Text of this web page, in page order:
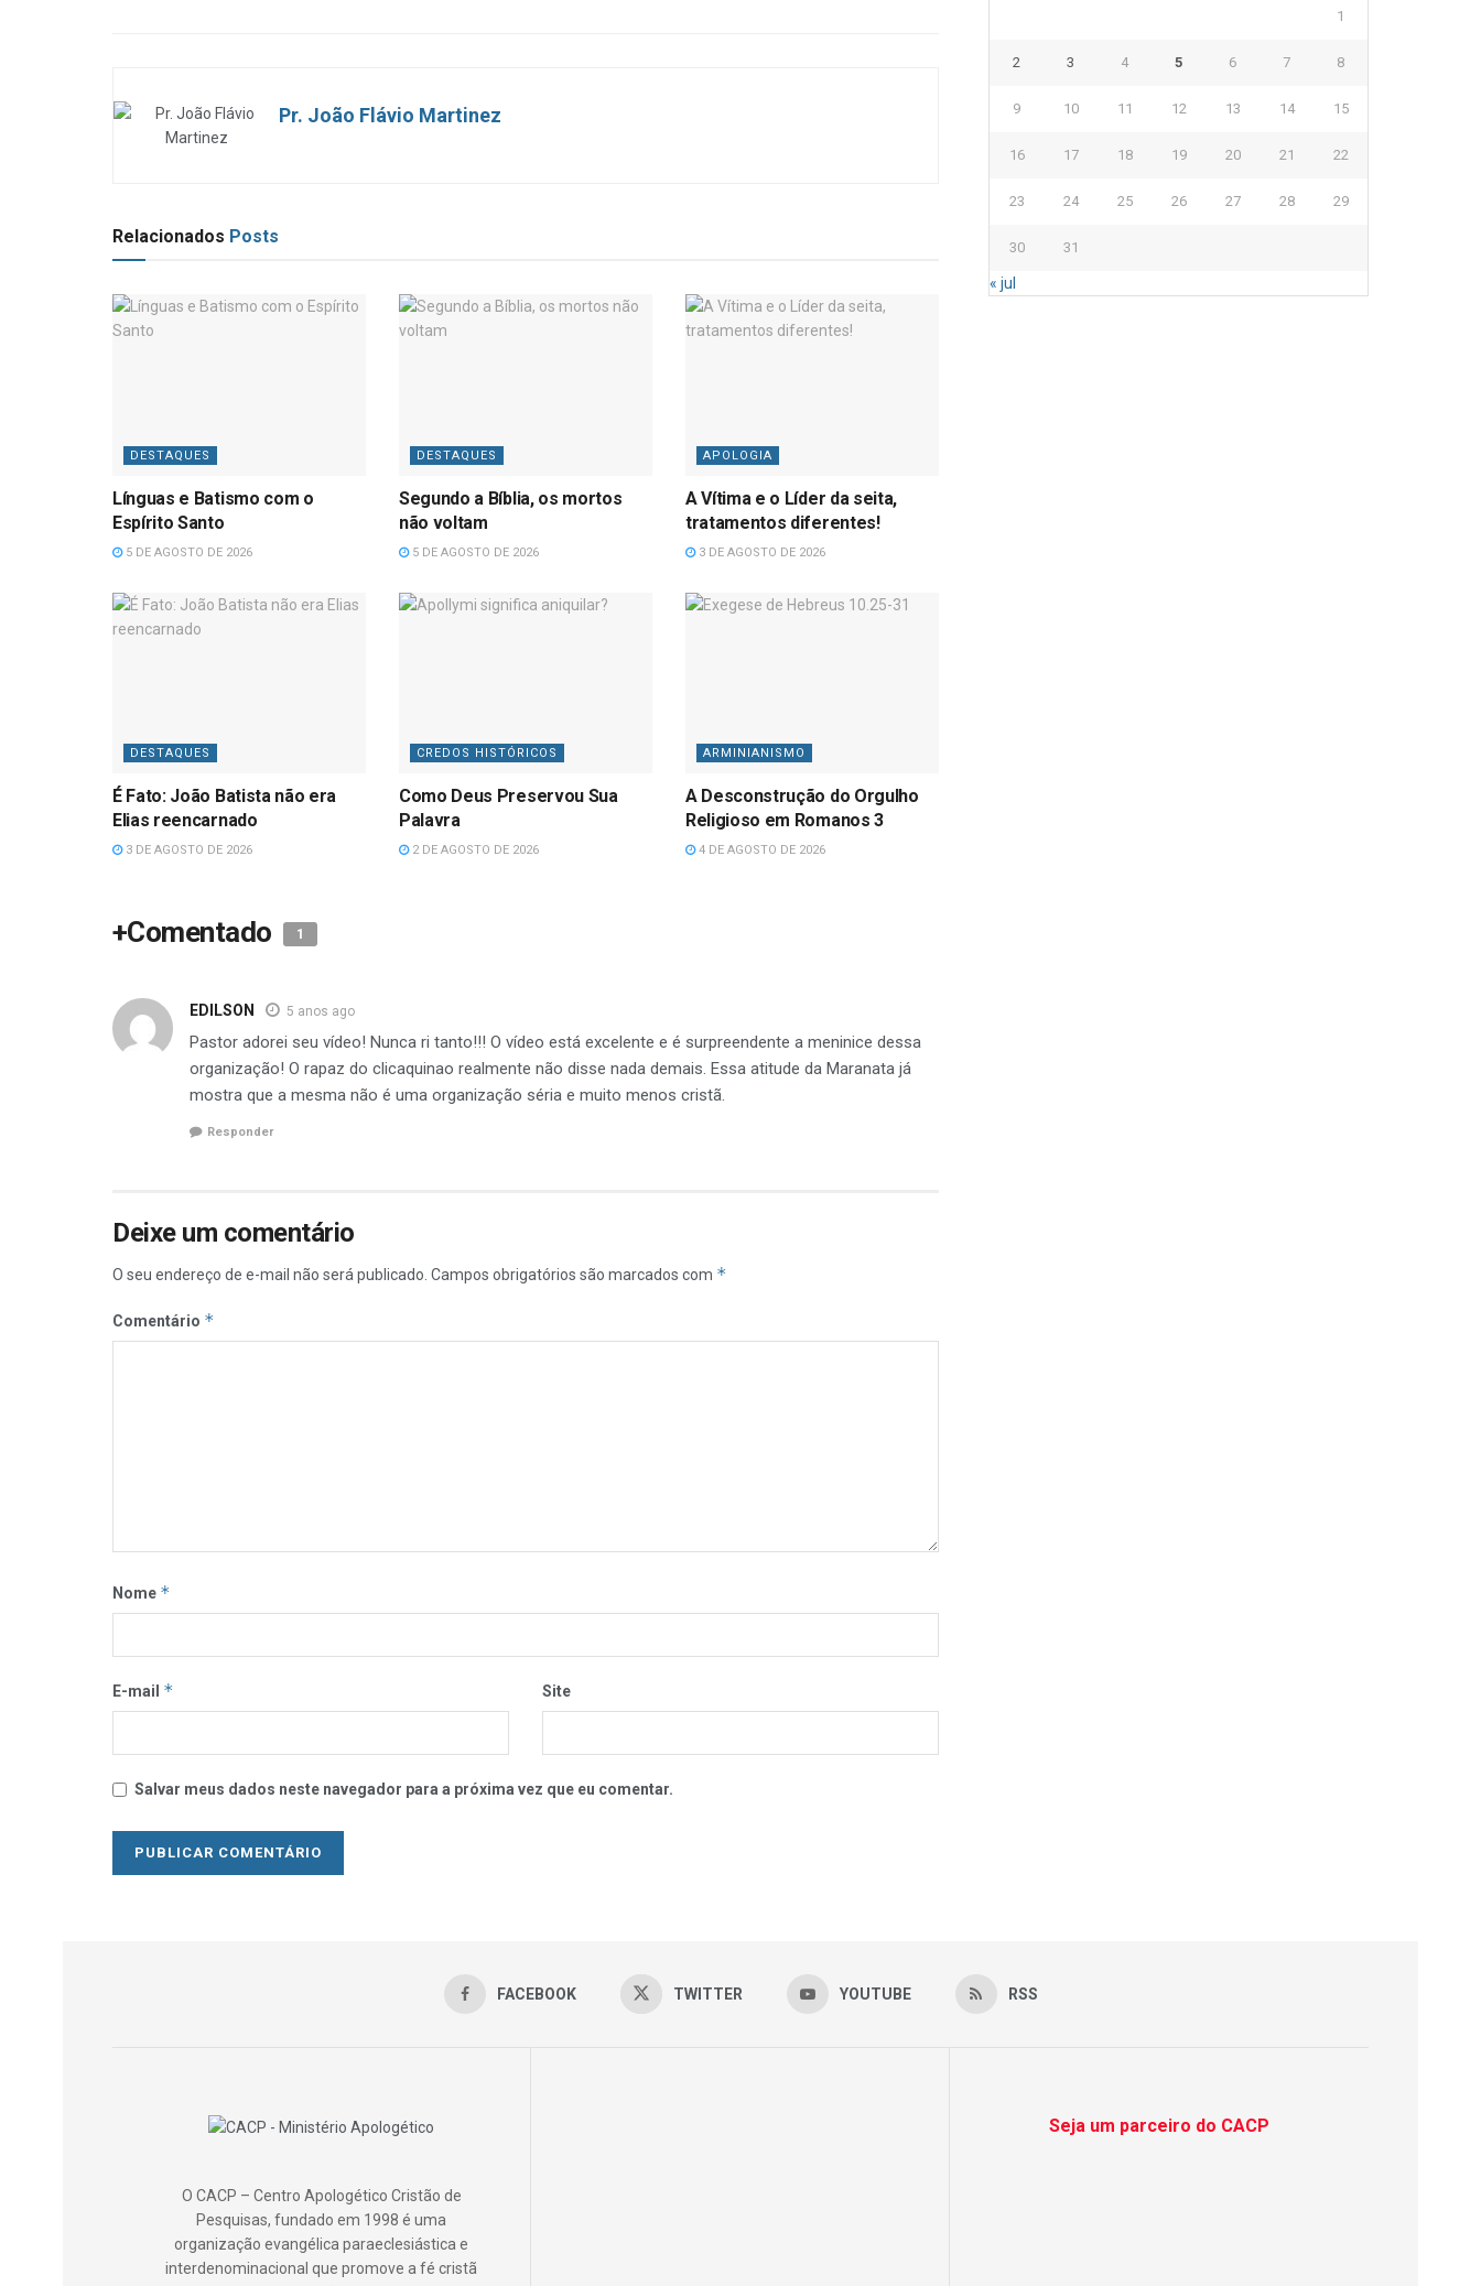
Pr. João Flávio Martinez
Relacionados Posts
DESTAQUES
Línguas e Batismo com o
Espírito Santo
5 DE AGOSTO DE 2026
DESTAQUES
Segundo a Bíblia, os mortos
não voltam
5 DE AGOSTO DE 2026
APOLOGIA
A Vítima e o Líder da seita,
tratamentos diferentes!
3 DE AGOSTO DE 2026
DESTAQUES
É Fato: João Batista não era
Elias reencarnado
3 DE AGOSTO DE 2026
CREDOS HISTÓRICOS
Como Deus Preservou Sua
Palavra
2 DE AGOSTO DE 2026
ARMINIANISMO
A Desconstrução do Orgulho
Religioso em Romanos 3
4 DE AGOSTO DE 2026
+Comentado 1
EDILSON 5 anos ago
Pastor adorei seu vídeo! Nunca ri tanto!!! O vídeo está excelente e é surpreendente a meninice dessa
organização! O rapaz do clicaquinao realmente não disse nada demais. Essa atitude da Maranata já
mostra que a mesma não é uma organização séria e muito menos cristã.
Responder
Deixe um comentário
O seu endereço de e-mail não será publicado. Campos obrigatórios são marcados com *
Comentário *
Nome *
E-mail * Site
Salvar meus dados neste navegador para a próxima vez que eu comentar.
1
2 3 4 5 6 7 8
9 10 11 12 13 14 15
16 17 18 19 20 21 22
23 24 25 26 27 28 29
30 31
« jul
FACEBOOK TWITTER YOUTUBE RSS
O CACP – Centro Apologético Cristão de
Pesquisas, fundado em 1998 é uma
organização evangélica paraeclesiástica e
interdenominacional que promove a fé cristã
Seja um parceiro do CACP